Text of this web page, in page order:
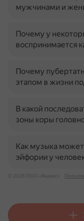
мужчинами и
Почему у
воспринимается
Почему
этапом в жизни
В какой
зоны коры
Как музыка может
эйфории у
© 2026 ООО «Яндекс»